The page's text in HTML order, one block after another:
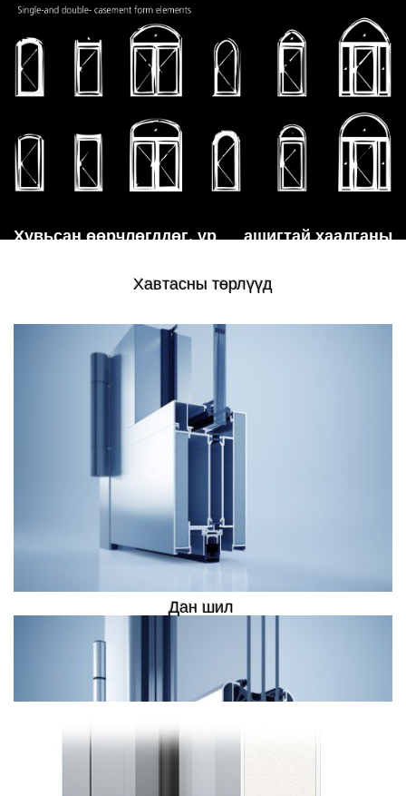
Хувьсан өөрчлөгддөг, үр ашигтай хаалганы
Heroal D 72 үүдний хаалганы систем нь зохицсон дизайн,
Энэхүү систем нь модулийн бүтцээрээ загварын өргөн
сонголтыг бий болгодог. Гадна байдал болон хэрэглээний
боломжид хялбархан зохицдог. Иймээс гайхамшигтай үзүүлэлт
буюу үйлдлийн ажиллагаагаараа ялгарч чаддаг.
Хавтасны төрлүүд
Дан шил